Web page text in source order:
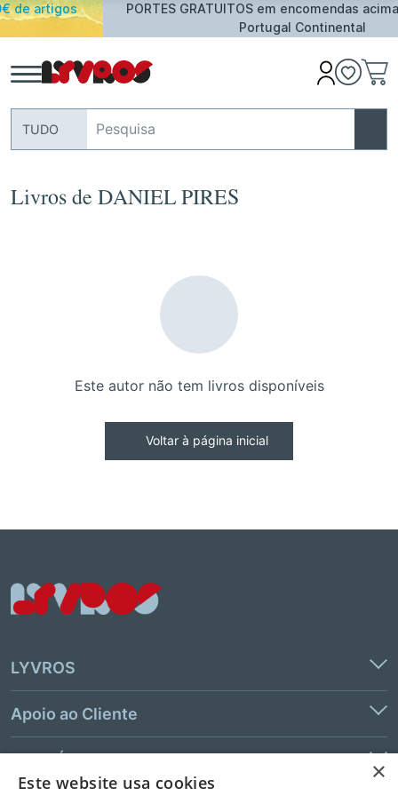
PORTES GRATUITOS em encomendas acima de 25€
Portugal Continental
TUDO
Livros de DANIEL PIRES
Este autor não tem livros disponíveis
Voltar à página inicial
LYVROS
Apoio ao Cliente
×
Este website usa cookies